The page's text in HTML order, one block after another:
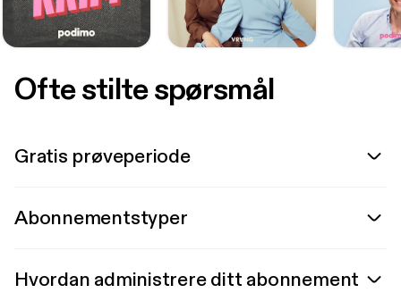
Ofte stilte spørsmål
Gratis prøveperiode
Abonnementstyper
Hvordan administrere ditt abonnement